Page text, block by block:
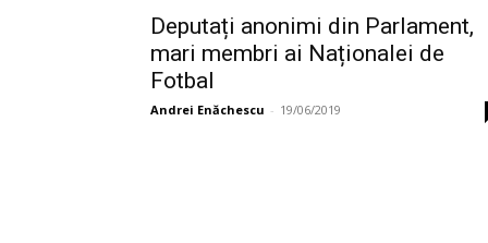
Deputați anonimi din Parlament,
mari membri ai Naționalei de
Fotbal
Andrei Enăchescu - 19/06/2019